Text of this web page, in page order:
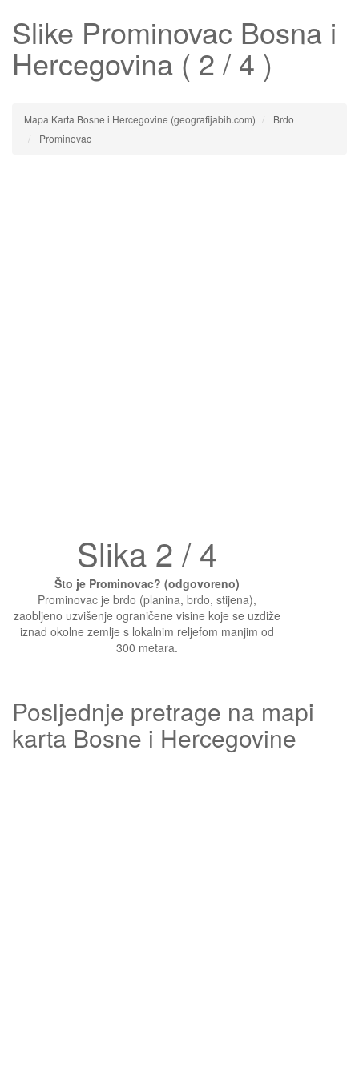
Slike Prominovac Bosna i
Hercegovina ( 2 / 4 )
Mapa Karta Bosne i Hercegovine (geografijabih.com)
Brdo
Prominovac
Slika 2 / 4
Što je Prominovac? (odgovoreno)
Prominovac je brdo (planina, brdo, stijena),
zaobljeno uzvišenje ograničene visine koje se uzdiže
iznad okolne zemlje s lokalnim reljefom manjim od
300 metara.
Posljednje pretrage na mapi
karta Bosne i Hercegovine